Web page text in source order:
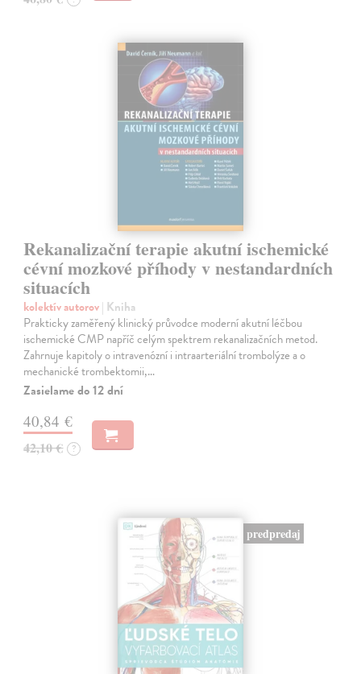
Rekanalizační terapie akutní ischemické
cévní mozkové příhody v nestandardních
situacích
kolektív autorov| Kniha
Prakticky zaměřený klinický průvodce moderní akutní léčbou
ischemické CMP napříč celým spektrem rekanalizačních metod.
Zahrnuje kapitoly o intravenózní i intraarteriální trombolýze a o
mechanické trombektomii,…
Zasielame do 12 dní
40,84 €
42,10 € ?
predpredaj